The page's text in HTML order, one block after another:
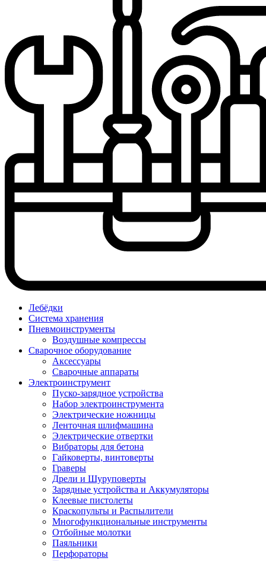
Лебёдки
Система хранения
Пневмоинструменты
Воздушные компрессы
Сварочное оборудование
Аксессуары
Сварочные аппараты
Электроинструмент
Пуско-зарядное устройства
Набор электроинструмента
Электрические ножницы
Ленточная шлифмашина
Электрические отвертки
Вибраторы для бетона
Гайковерты, винтоверты
Граверы
Дрели и Шуруповерты
Зарядные устройства и Аккумуляторы
Клеевые пистолеты
Краскопульты и Распылители
Многофункциональные инструменты
Отбойные молотки
Паяльники
Перфораторы